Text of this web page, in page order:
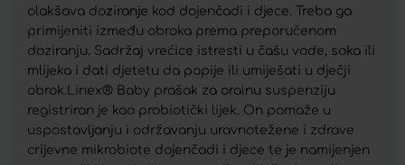
olakšava doziranje kod dojenčadi i djece. Treba ga
primijeniti između obroka prema preporučenom
doziranju. Sadržaj vrećice istresti u čašu vode, soka ili
mlijeka i dati djetetu da popije ili umiješati u dječji
obrok.Linex® Baby prašak za oralnu suspenziju
registriran je kao probiotički lijek. On pomaže u
uspostavljanju i održavanju uravnotežene i zdrave
crijevne mikrobiote dojenčadi i djece te je namijenjen